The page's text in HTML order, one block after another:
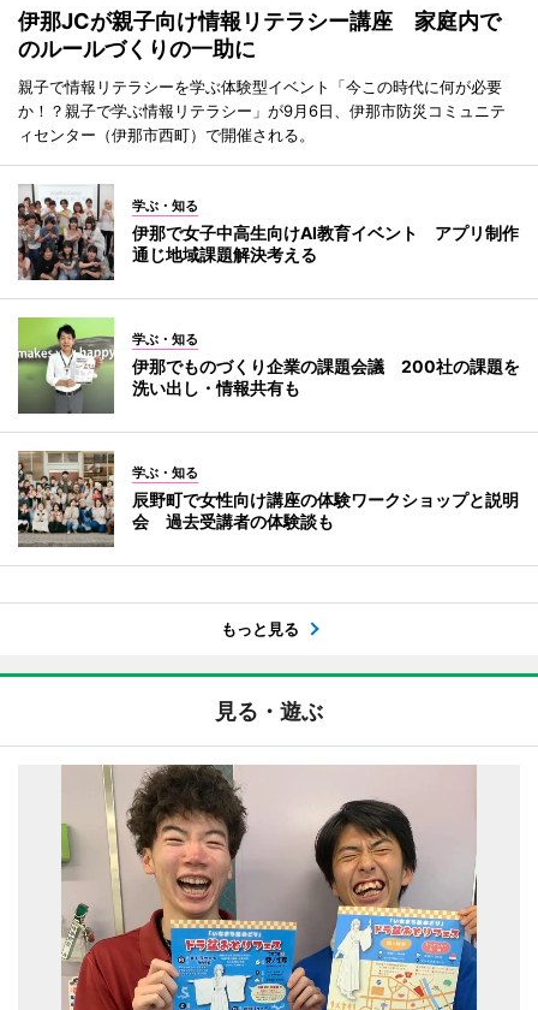
伊那JCが親子向け情報リテラシー講座 家庭内で
のルールづくりの一助に
親子で情報リテラシーを学ぶ体験型イベント「今この時代に何が必要
か！？親子で学ぶ情報リテラシー」が9月6日、伊那市防災コミュニテ
ィセンター（伊那市西町）で開催される。
学ぶ・知る
伊那で女子中高生向けAI教育イベント アプリ制作
通じ地域課題解決考える
学ぶ・知る
伊那でものづくり企業の課題会議 200社の課題を
洗い出し・情報共有も
学ぶ・知る
辰野町で女性向け講座の体験ワークショップと説明
会 過去受講者の体験談も
もっと見る
見る・遊ぶ